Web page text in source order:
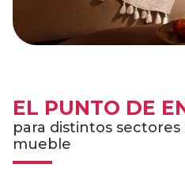
EL PUNTO DE
para distintos sectores
mueble